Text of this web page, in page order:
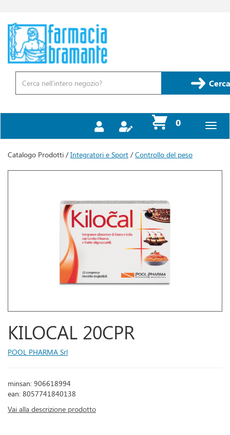
contenuto
principale
Farmacia
Bramante
Prodotto
0prodotti
inseriti
Catalogo Prodotti /Integratori e Sport /Controllo del peso
KILOCAL 20CPR
POOL PHARMA Srl
minsan: 906618994
ean: 8057741840138
Vai alla descrizione prodotto